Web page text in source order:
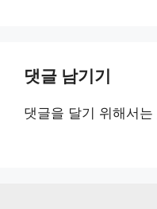
댓글 남기기
댓글을 달기 위해서는